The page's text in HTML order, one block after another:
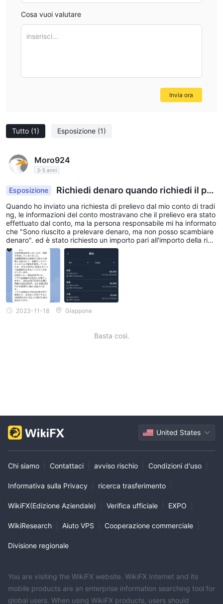
Tutto (1) Esposizione (1)
Moro924
3-5 anni
Esposizione
Richiedi denaro quando richiedi il pre
lievo
Quando ho inviato una richiesta di prelievo dal mio conto di tradi
ng, le informazioni del conto mostravano che il prelievo era stato
effettuato dal conto, ma la persona responsabile mi ha informato
che "Sono riuscito a prelevare denaro, ma non posso scambiare
denaro". ed è stato richiesto un importo pari all'importo della richi
esta di prelievo per risolvere il problema e il processo di rimessa
su un altro conto è stato interrotto.
2023-11-18 Giappone
Basta così.
Cosa vuoi valutare
inserisci...
Invia ora
United States
Chi siamo Contattaci avviso rischio Condizioni d'uso
Informativa sulla Privacy ricerca trasferimento
WikiFX(Edizione Aziendale) Verifica ufficiale EXPO
WikiResearch Aiuto VPS Cooperazione commerciale
Divisione regionale
You are visiting the WikiFX website. WikiFX Internet and its
mobile products are an enterprise information searching tool for
global users. When using WikiFX products, users should